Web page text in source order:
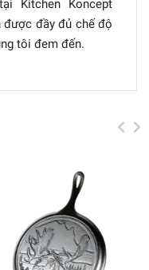
Kitchen Koncept
được đầy đủ chế độ
tôi đem đến.